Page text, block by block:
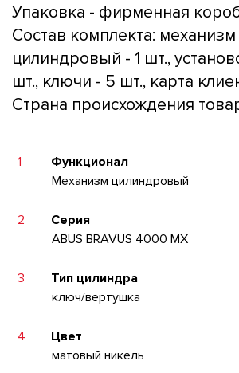
Упаковка - фирменная
Состав комплекта: механизм
цилиндровый - 1 шт.,
шт., ключи - 5 шт., карта
Страна происхождения
1
Функционал
Механизм цилиндровый
2
Серия
ABUS BRAVUS 4000 MX
3
Тип цилиндра
ключ/вертушка
4
Цвет
матовый никель